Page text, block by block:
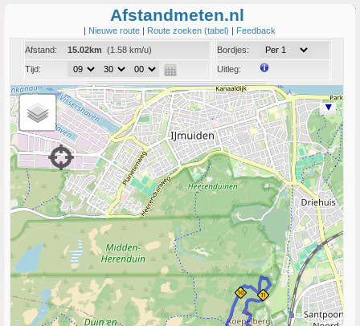
Afstandmeten.nl
| Nieuwe route | Route zoeken (tabel) | Feedback
Afstand:
15.02km (1.58 km/u)
Tijd:
Bordjes:
Uitleg:
Coord:
Info:Link naar deze route